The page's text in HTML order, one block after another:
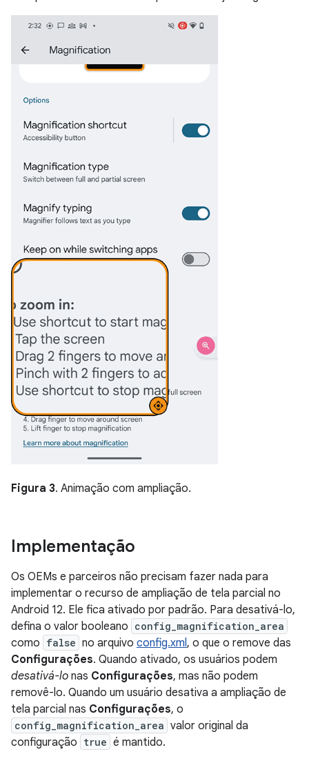
Figura 3. Animação com ampliação.
Implementação
Os OEMs e parceiros não precisam fazer nada para
implementar o recurso de ampliação de tela parcial no
Android 12. Ele fica ativado por padrão. Para desativá-lo,
defina o valor booleano config_magnification_area
como false no arquivo config.xml , o que o remove das
Configurações. Quando ativado, os usuários podem
desativá-lo nas Configurações, mas não podem
removê-lo. Quando um usuário desativa a ampliação de
tela parcial nas Configurações, o
config_magnification_area valor original da
configuração true é mantido.